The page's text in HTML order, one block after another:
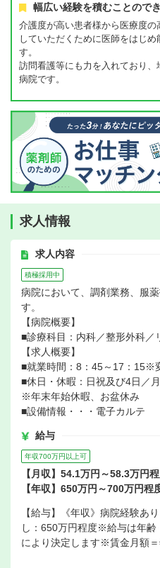
幅広い経験を積むことので
介護度が高い患者様から医療度
していただくために医師をはじ
す。
訪問看護等にも力を入れており
病院です。
求人情報
求人内容
積極採用中
病院において、調剤業務、服
す。
【病院概要】
■診療科目：内科／整形外科／
【求人概要】
■就業時間：8：45～17：15※
■休日・休暇：日祝及び4日／月
※年末年始休暇、お盆休み
■設備情報・・・電子カルテ
給与
年収700万円以上可
【月収】54.1万円～58.3万円
【年収】650万円～700万円程
【給与】《年収》病院経験あ
し：650万円程度※給与は年齢
により決定します※賃金月額